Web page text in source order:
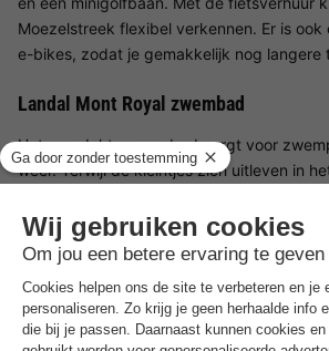
Moezelstreek flexibel verkennen. Er is
e-bikes, zodat je gemakkelijk nog langere
Landal Mont Royal zwembad
Het overdekte zwembad zorgt voor
weer. Terwijl de kleintjes zich uitleven in
ontspannen en baantjes trekken. Na een
sauna je uit om te ontspannen - perfect om
Faciliteiten voor kinderen bij Landal